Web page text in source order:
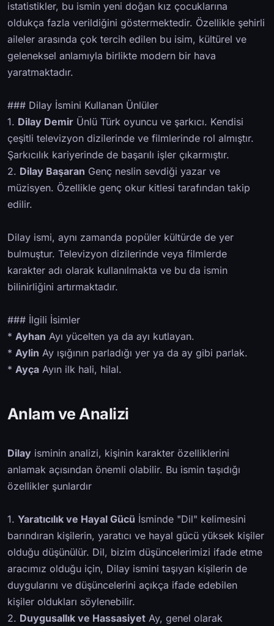
istatistikler, bu ismin yeni doğan kız çocuklarına
oldukça fazla verildiğini göstermektedir. Özellikle şehirli
aileler arasında çok tercih edilen bu isim, kültürel ve
geleneksel anlamıyla birlikte modern bir hava
yaratmaktadır.
### Dilay İsmini Kullanan Ünlüler
1. Dilay Demir Ünlü Türk oyuncu ve şarkıcı. Kendisi
çeşitli televizyon dizilerinde ve filmlerinde rol almıştır.
Şarkıcılık kariyerinde de başarılı işler çıkarmıştır.
2. Dilay Başaran Genç neslin sevdiği yazar ve
müzisyen. Özellikle genç okur kitlesi tarafından takip
edilir.
Dilay ismi, aynı zamanda popüler kültürde de yer
bulmuştur. Televizyon dizilerinde veya filmlerde
karakter adı olarak kullanılmakta ve bu da ismin
bilinirliğini artırmaktadır.
### İlgili İsimler
* Ayhan Ayı yücelten ya da ayı kutlayan.
* Aylin Ay ışığının parladığı yer ya da ay gibi parlak.
* Ayça Ayın ilk hali, hilal.
Anlam ve Analizi
Dilay isminin analizi, kişinin karakter özelliklerini
anlamak açısından önemli olabilir. Bu ismin taşıdığı
özellikler şunlardır
1. Yaratıcılık ve Hayal Gücü İsminde "Dil" kelimesini
barındıran kişilerin, yaratıcı ve hayal gücü yüksek kişiler
olduğu düşünülür. Dil, bizim düşüncelerimizi ifade etme
aracımız olduğu için, Dilay ismini taşıyan kişilerin de
duygularını ve düşüncelerini açıkça ifade edebilen
kişiler oldukları söylenebilir.
2. Duygusallık ve Hassasiyet Ay, genel olarak